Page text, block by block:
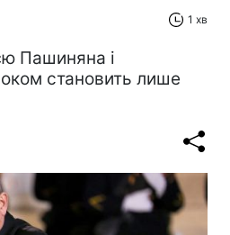
1 хв
Пашиняна і
становить лише